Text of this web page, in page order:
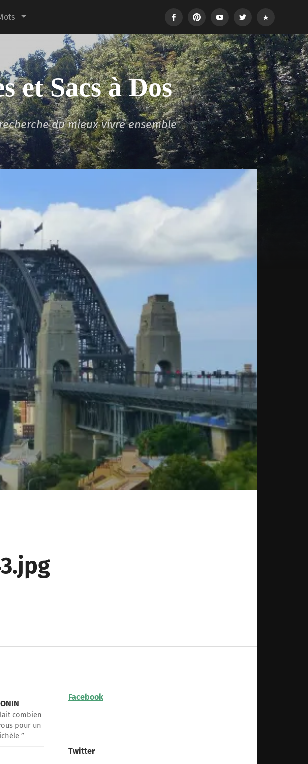
FacebookPinterestYoutubeTwitter Login
et Sacs à Dos
du mieux vivre ensemble
combien
pour un
”
Facebook
Twitter